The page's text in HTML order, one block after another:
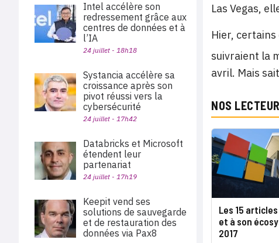
Las Vegas,
Hier,
suivraient la
avril. Mais
NOS
Les 15
et à son
2017
Intel accélère son
redressement grâce aux
centres de données et à
l’IA
24 juillet - 18h18
Systancia accélère sa
croissance après son
pivot réussi vers la
cybersécurité
24 juillet - 17h42
Databricks et Microsoft
étendent leur
partenariat
24 juillet - 17h19
Keepit vend ses
solutions de sauvegarde
et de restauration des
données via Pax8